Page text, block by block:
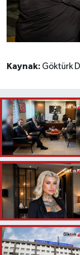
Kaynak: Göktürk